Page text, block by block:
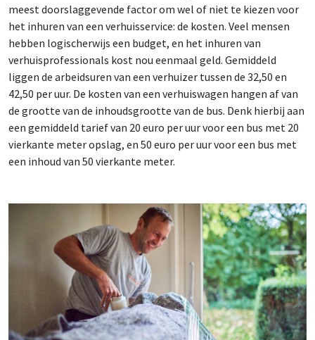
meest doorslaggevende factor om wel of niet te kiezen voor
het inhuren van een verhuisservice: de kosten. Veel mensen
hebben logischerwijs een budget, en het inhuren van
verhuisprofessionals kost nou eenmaal geld. Gemiddeld
liggen de arbeidsuren van een verhuizer tussen de 32,50 en
42,50 per uur. De kosten van een verhuiswagen hangen af van
de grootte van de inhoudsgrootte van de bus. Denk hierbij aan
een gemiddeld tarief van 20 euro per uur voor een bus met 20
vierkante meter opslag, en 50 euro per uur voor een bus met
een inhoud van 50 vierkante meter.